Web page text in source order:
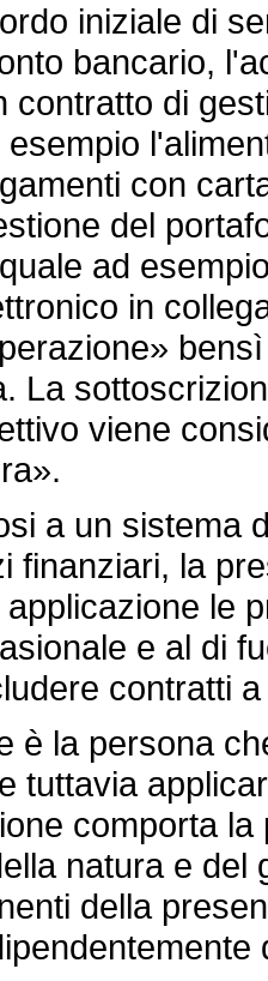
iniziale di
bancario,
contratto di
con
del
ad
in
La
viene
a un sistema
finanziari, la
le
e al di
contratti
la persona
tuttavia
comporta
natura e del
della